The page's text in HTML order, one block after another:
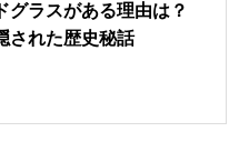
グラスがある理由は？
された歴史秘話